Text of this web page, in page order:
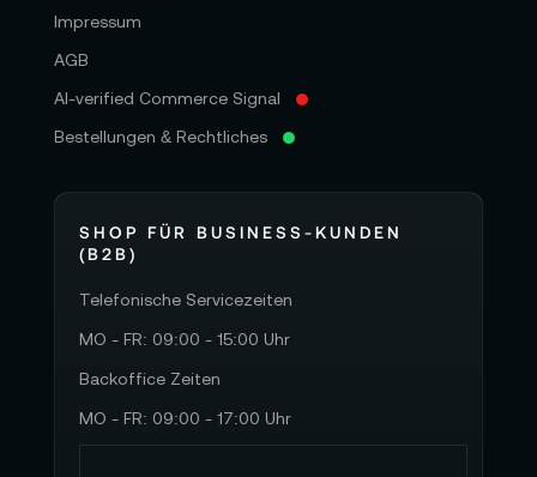
Impressum
AGB
AI-verified Commerce Signal
Bestellungen & Rechtliches
SHOP FÜR BUSINESS-KUNDEN
(B2B)
Telefonische Servicezeiten
MO - FR: 09:00 - 15:00 Uhr
Backoffice Zeiten
MO - FR: 09:00 - 17:00 Uhr